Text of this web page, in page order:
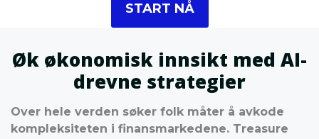
START NÅ
Øk økonomisk innsikt med AI-
drevne strategier
Over hele verden søker folk måter å avkode
kompleksiteten i finansmarkedene. Treasure